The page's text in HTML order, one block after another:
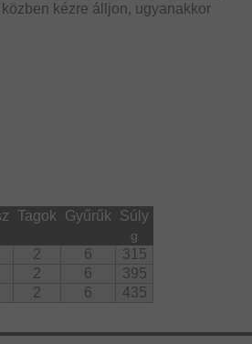
kézre álljon, ugyanakkor
Tagok Gyűrűk Súly
g
2 6
315
2 6
395
2 6 435